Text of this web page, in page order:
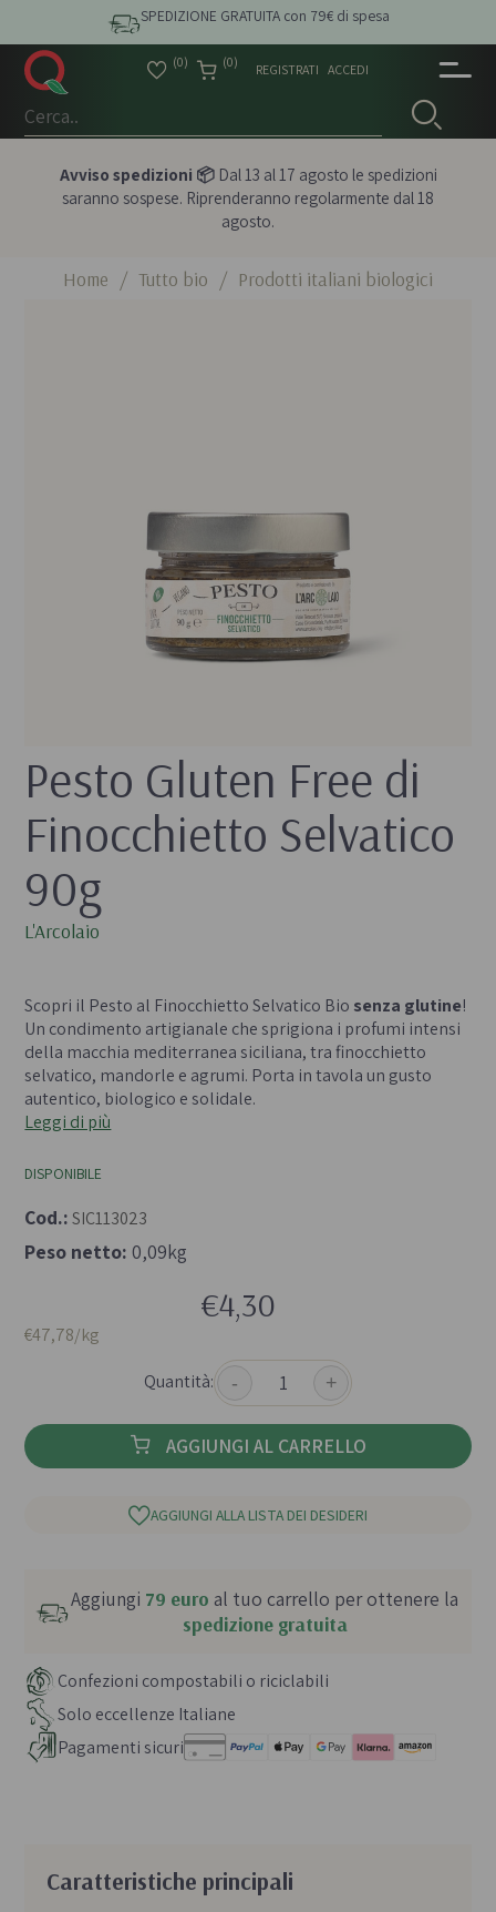
SPEDIZIONE GRATUITA con 79€ di spesa
(0) (0) REGISTRATI ACCEDI
Avviso spedizioni 📦Dal 13 al 17 agosto le spedizioni
saranno sospese. Riprenderanno regolarmente dal 18
agosto.
Home / Tutto bio / Prodotti italiani biologici
Pesto Gluten Free di
Finocchietto Selvatico
90g
-
L'Arcolaio
Scopri il Pesto al Finocchietto Selvatico Bio senza glutine!
Un condimento artigianale che sprigiona i profumi intensi
della macchia mediterranea siciliana, tra finocchietto
selvatico, mandorle e agrumi. Porta in tavola un gusto
autentico, biologico e solidale.
Leggi di più
DISPONIBILE
Cod.: SIC113023
Peso netto: 0,09kg
€4,30
€47,78/kg
Quantità:
- +
AGGIUNGI AL CARRELLO
AGGIUNGI ALLA LISTA DEI DESIDERI
Aggiungi 79 euro al tuo carrello per ottenere la
spedizione gratuita
Confezioni compostabili o riciclabili
Solo eccellenze Italiane
Pagamenti sicuri
Caratteristiche principali